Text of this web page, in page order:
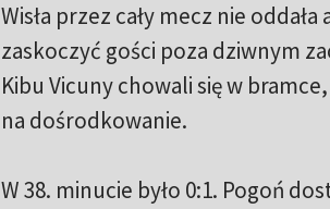
Wisła przez cały mecz nie
zaskoczyć gości poza dziwnym
Kibu Vicuny chowali się w
na dośrodkowanie.
W 38. minucie było 0:1. Pogoń